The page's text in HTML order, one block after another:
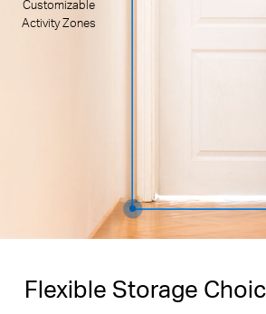
Customizable
Activity Zones
Flexible Storage